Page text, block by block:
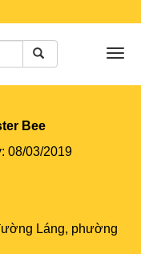
Bee
08/03/2019
Láng, phường